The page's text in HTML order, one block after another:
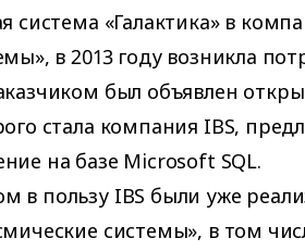
система «Галактика» в
в 2013 году возникла
был объявлен
стала компания IBS,
на базе Microsoft SQL.
в пользу IBS были уже
системы», в том